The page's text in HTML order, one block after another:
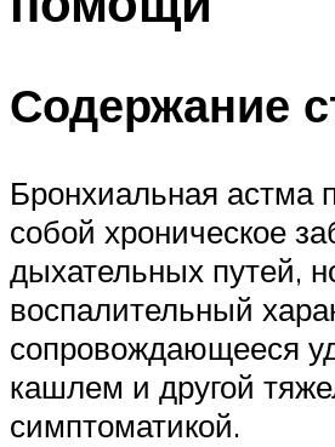
Содержание
Бронхиальная астма
собой хроническое
дыхательных путей,
воспалительный
сопровождающееся
кашлем и другой
симптоматикой.